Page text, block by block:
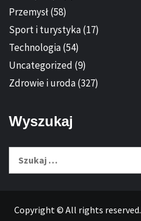
Przemysł(58)
Sport i turystyka(17)
Technologia(54)
Uncategorized (9)
Zdrowie i uroda(327)
Wyszukaj
Copyright © All rights reserved.